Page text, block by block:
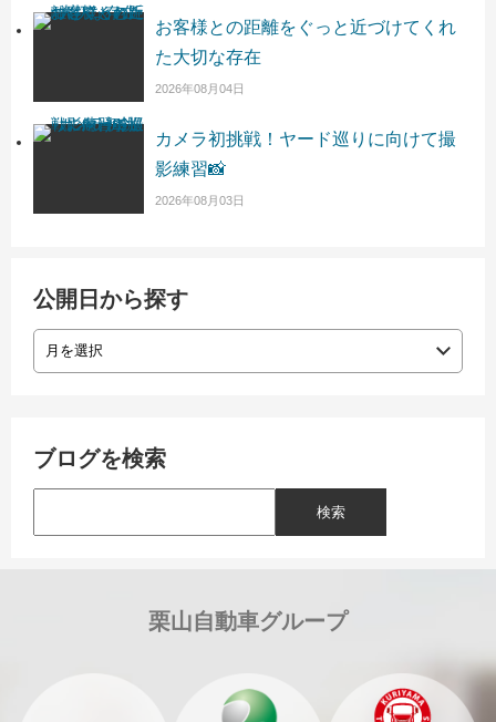
お客様との距離をぐっと近づけてくれ
た大切な存在
2026年08月04日
カメラ初挑戦！ヤード巡りに向けて撮
影練習📸
2026年08月03日
公開日から探す
ブログを検索
栗山自動車グループ